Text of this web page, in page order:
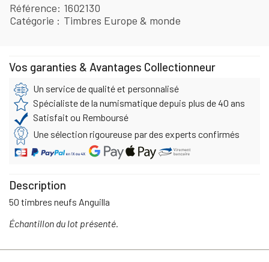
Référence 1602130
Catégorie
Timbres Europe & monde
Vos garanties & Avantages Collectionneur
Un service de qualité et personnalisé
Spécialiste de la numismatique depuis plus de 40 ans
Satisfait ou Remboursé
Une sélection rigoureuse par des experts confirmés
Description
50 timbres neufs Anguilla
Échantillon du lot présenté.